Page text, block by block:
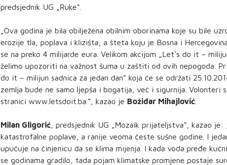
predsjednik UG „Ruke“.
„Ova godina je bila obilježena obilnim oborinama koje su bile
erozije tla, poplava i klizišta, a šteta koju je Bosna i
se na preko 4 milijarde eura. Velikom akcijom „Let's do it –
želimo upozoriti na važnost šuma u zaštiti od ovih nepogoda.
do it – milijun sadnica za jedan dan“ koja će se održati
zemlja bude ne samo ljepša i bogatija, već i sigurnija.
stranici www.letsdoit.ba.“, kazao je Božidar Mihajlović
Milan Gligorić , predsjednik UG „Mozaik prijateljstva“, kazao je:
katastrofalne poplave, a ranije veoma česte sušne godine. I
upućuje na činjenicu da se klima mijenja. I kada voda pređe
se godinama gradilo, tada pojam klimatske promjene postaje